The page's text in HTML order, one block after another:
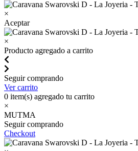
×
Aceptar
×
Producto agregado a carrito
Seguir comprando
Ver carrito
0 item(s) agregado tu carrito
×
MUTMA
Seguir comprando
Checkout